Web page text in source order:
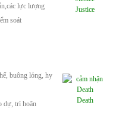
lực lượng
soát
Justice
buông lỏng, hy
dự, trì hoãn Death